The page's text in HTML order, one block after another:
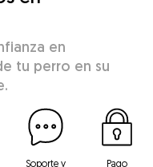
en
tu perro en su
Soporte y
Pago